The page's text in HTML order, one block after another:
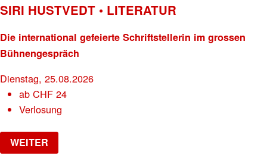
SIRI HUSTVEDT • LITERATUR
Die international gefeierte Schriftstellerin im grossen
Bühnengespräch
Dienstag, 25.08.2026
abCHF 24
Verlosung
WEITER